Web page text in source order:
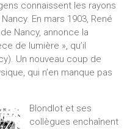
connaissent les rayons
En mars 1903, René
Nancy, annonce la
de lumière », qu’il
Un nouveau coup de
qui n’en manque pas
Blondlot et ses
collègues enchaînent